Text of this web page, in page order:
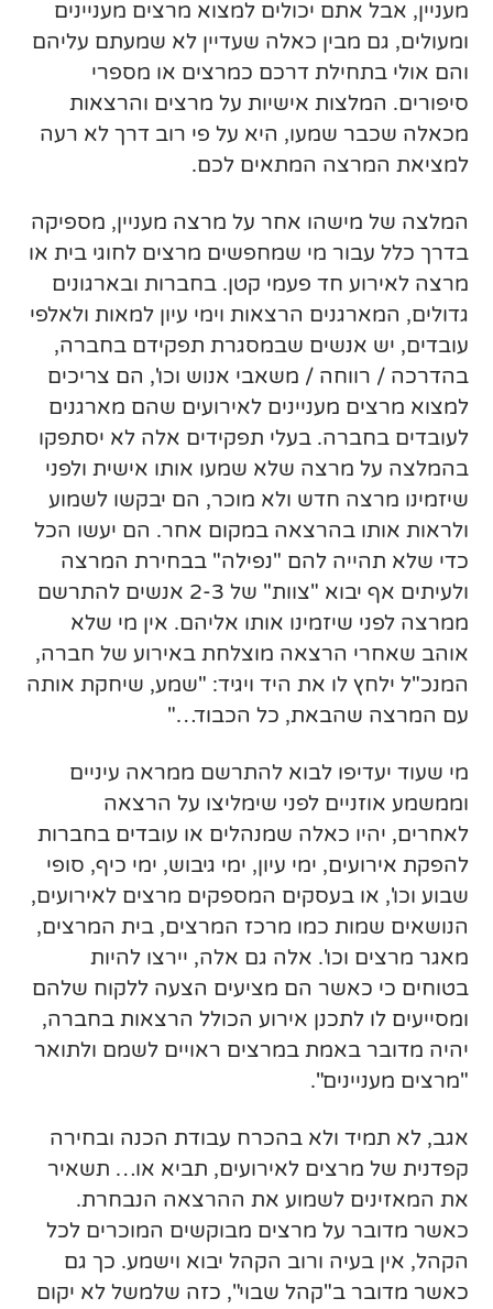
מעניין, אבל אתם יכולים למצוא מרצים מעניינים
ומעולים, גם מבין כאלה שעדיין לא שמעתם עליהם
והם אולי בתחילת דרכם כמרצים או מספרי
סיפורים. המלצות אישיות על מרצים והרצאות
מכאלה שכבר שמעו, היא על פי רוב דרך לא רעה
למציאת המרצה המתאים לכם.
המלצה של מישהו אחר על מרצה מעניין, מספיקה
בדרך כלל עבור מי שמחפשים מרצים לחוגי בית או
מרצה לאירוע חד פעמי קטן. בחברות ובארגונים
גדולים, המארגנים הרצאות וימי עיון למאות ולאלפי
עובדים, יש אנשים שבמסגרת תפקידם בחברה,
בהדרכה / רווחה / משאבי אנוש וכו', הם צריכים
למצוא מרצים מעניינים לאירועים שהם מארגנים
לעובדים בחברה. בעלי תפקידים אלה לא יסתפקו
בהמלצה על מרצה שלא שמעו אותו אישית ולפני
שיזמינו מרצה חדש ולא מוכר, הם יבקשו לשמוע
ולראות אותו בהרצאה במקום אחר. הם יעשו הכל
כדי שלא תהייה להם "נפילה" בבחירת המרצה
ולעיתים אף יבוא "צוות" של 2-3 אנשים להתרשם
ממרצה לפני שיזמינו אותו אליהם. אין מי שלא
אוהב שאחרי הרצאה מוצלחת באירוע של חברה,
המנכ"ל ילחץ לו את היד ויגיד: "שמע, שיחקת אותה
עם המרצה שהבאת, כל הכבוד…"
מי שעוד יעדיפו לבוא להתרשם ממראה עיניים
וממשמע אוזניים לפני שימליצו על הרצאה
לאחרים, יהיו כאלה שמנהלים או עובדים בחברות
להפקת אירועים, ימי עיון, ימי גיבוש, ימי כיף, סופי
שבוע וכו', או בעסקים המספקים מרצים לאירועים,
הנושאים שמות כמו מרכז המרצים, בית המרצים,
מאגר מרצים וכו'. אלה גם אלה, יירצו להיות
בטוחים כי כאשר הם מציעים הצעה ללקוח שלהם
ומסייעים לו לתכנן אירוע הכולל הרצאות בחברה,
יהיה מדובר באמת במרצים ראויים לשמם ולתואר
"מרצים מעניינים".
אגב, לא תמיד ולא בהכרח עבודת הכנה ובחירה
קפדנית של מרצים לאירועים, תביא או… תשאיר
את המאזינים לשמוע את ההרצאה הנבחרת.
כאשר מדובר על מרצים מבוקשים המוכרים לכל
הקהל, אין בעיה ורוב הקהל יבוא וישמע. כך גם
כאשר מדובר ב"קהל שבוי", כזה שלמשל לא יקום